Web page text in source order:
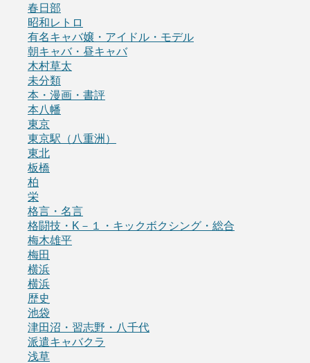
春日部
昭和レトロ
有名キャバ嬢・アイドル・モデル
朝キャバ・昼キャバ
木村草太
未分類
本・漫画・書評
本八幡
東京
東京駅（八重洲）
東北
板橋
柏
栄
格言・名言
格闘技・K－１・キックボクシング・総合
梅木雄平
梅田
横浜
横浜
歴史
池袋
津田沼・習志野・八千代
派遣キャバクラ
浅草